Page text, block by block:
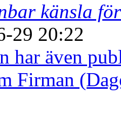
känsla
29 20:22
även
Firman